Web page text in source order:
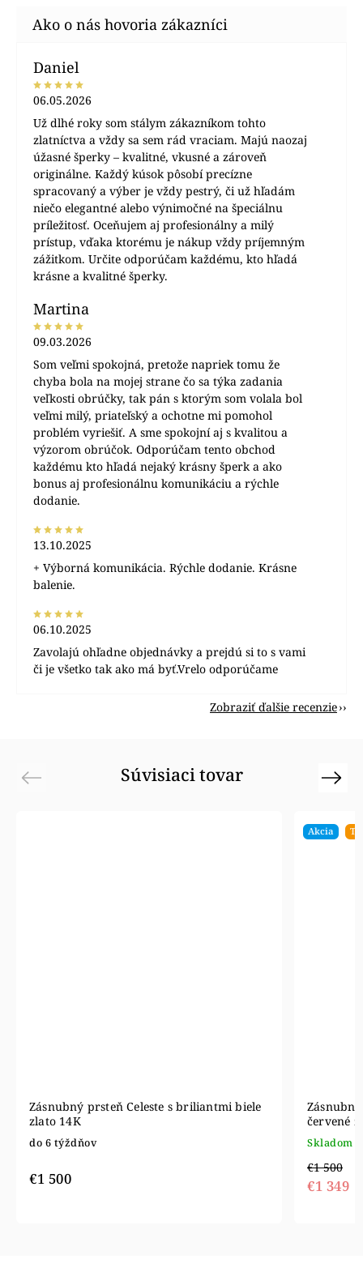
Daniel
06.05.2026
Už dlhé roky som stálym zákazníkom tohto
zlatníctva a vždy sa sem rád vraciam. Majú naozaj
úžasné šperky – kvalitné, vkusné a zároveň
originálne. Každý kúsok pôsobí precízne
spracovaný a výber je vždy pestrý, či už hľadám
niečo elegantné alebo výnimočné na špeciálnu
príležitosť. Oceňujem aj profesionálny a milý
prístup, vďaka ktorému je nákup vždy príjemným
zážitkom. Určite odporúčam každému, kto hľadá
krásne a kvalitné šperky.
Martina
09.03.2026
Som veľmi spokojná, pretože napriek tomu že
chyba bola na mojej strane čo sa týka zadania
veľkosti obrúčky, tak pán s ktorým som volala bol
veľmi milý, priateľský a ochotne mi pomohol
problém vyriešiť. A sme spokojní aj s kvalitou a
výzorom obrúčok. Odporúčam tento obchod
každému kto hľadá nejaký krásny šperk a ako
bonus aj profesionálnu komunikáciu a rýchle
dodanie.
13.10.2025
+ Výborná komunikácia. Rýchle dodanie. Krásne
balenie.
06.10.2025
Zavolajú ohľadne objednávky a prejdú si to s vami
či je všetko tak ako má byť.Vrelo odporúčame
Zobraziť ďalšie recenzie
Súvisiaci tovar
Previous
Zásnubný prsteň Celeste s briliantmi biele
zlato 14K
do 6 týždňov
€1 500
Akcia
červené
Skladom
€1 500
€1 349
Next